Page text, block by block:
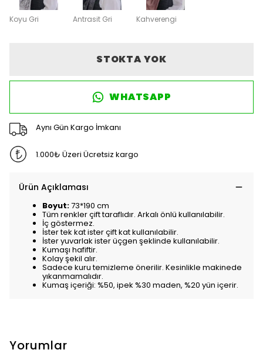
Koyu Gri Antrasit Gri Kahverengi
STOKTA YOK
WHATSAPP
Aynı Gün Kargo İmkanı
1.000₺ Üzeri Ücretsiz kargo
Ürün Açıklaması
Boyut:73*190 cm
Tüm renkler çift taraflıdır. Arkalı önlü kullanılabilir.
İç göstermez.
İster tek kat ister çift kat kullanılabilir.
İster yuvarlak ister üçgen şeklinde kullanılabilir.
Kumaşı hafiftir.
Kolay şekil alır.
Sadece kuru temizleme önerilir. Kesinlikle makinede
yıkanmamalıdır.
Kumaş içeriği: %50, ipek %30 maden, %20 yün içerir.
Yorumlar